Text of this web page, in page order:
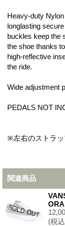
Heavy-duty
longlasting
buckles keep the
the shoe thanks
high-reflective
the ride.
Wide adjustment
PEDALS NOT
※左右のストラッ
関連商品
(税込